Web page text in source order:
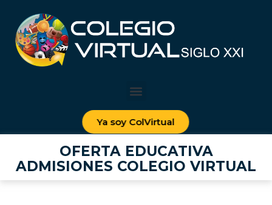
Ya soy ColVirtual
OFERTA EDUCATIVA
ADMISIONES COLEGIO VIRTUAL